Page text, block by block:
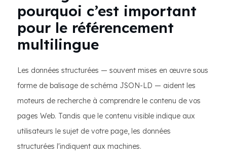
pourquoi c’est important
pour le référencement
multilingue
Les données structurées — souvent mises en œuvre sous
forme de balisage de schéma JSON-LD — aident les
moteurs de recherche à comprendre le contenu de vos
pages Web. Tandis que le contenu visible indique aux
utilisateurs le sujet de votre page, les données
structurées l'indiquent aux machines.